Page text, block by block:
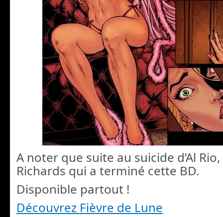
A noter que suite au suicide d’Al Rio,
Richards qui a terminé cette BD.
Disponible partout !
Découvrez Fièvre de Lune